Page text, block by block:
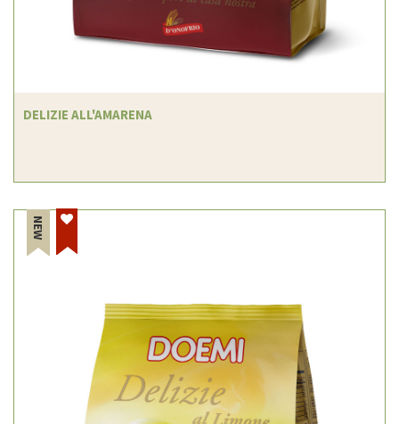
DELIZIE ALL'AMARENA
NEW